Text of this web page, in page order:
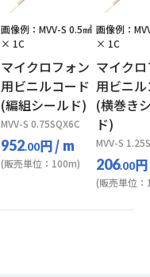
画像例：MVV-S 0.5㎟
× 1C
マイクロフォン
用ビニルコード
(編組シールド)
MVV-S 0.75SQX6C
952.00円/ m
(販売単位：100m)
画像例：
× 1C
マイク
用ビニ
(横巻き
ド)
MVV-S
206.00円
(販売単位